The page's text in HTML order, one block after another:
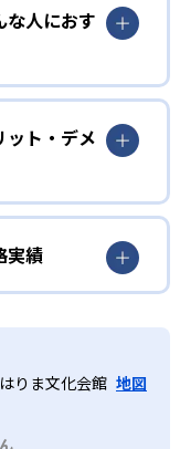
、一人ひとりの学
難易度を上げてい
問題へと、スモー
いる。このスタ
、教えてもらう
学ぶ姿勢を身に
は、自らの学習
範囲も学習でき
もいる。
な人におす
児向け
材で、わかる楽し
る。
容も調整するた
を身につけられ
子ども向け
やる気を引き出せ
したりしてい
ット・デメ
？
ため、集中力や目
とができる。ま
に相応したレベ
を損ねたり、簡
？
英語・国語の3教
実績
していない。志
の教室に問い合
りま文化会館 地図